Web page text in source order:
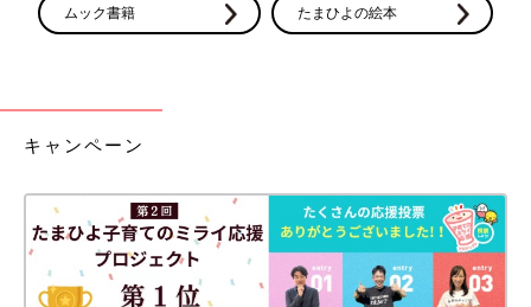
ムック書籍 たまひよの絵本
キャンペーン